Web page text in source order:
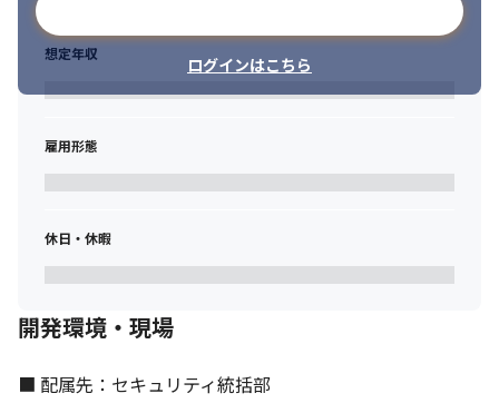
ログインはこちら
想定年収
雇用形態
休日・休暇
開発環境・現場
■ 配属先：セキュリティ統括部